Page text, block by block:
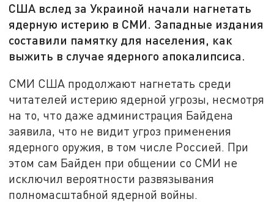
США вслед за Украиной начали нагнетать
ядерную истерию в СМИ. Западные издания
составили памятку для населения, как
выжить в случае ядерного апокалипсиса.
СМИ США продолжают нагнетать среди
читателей истерию ядерной угрозы, несмотря
на то, что даже администрация Байдена
заявила, что не видит угроз применения
ядерного оружия, в том числе Россией. При
этом сам Байден при общении со СМИ не
исключил вероятности развязывания
полномасштабной ядерной войны.